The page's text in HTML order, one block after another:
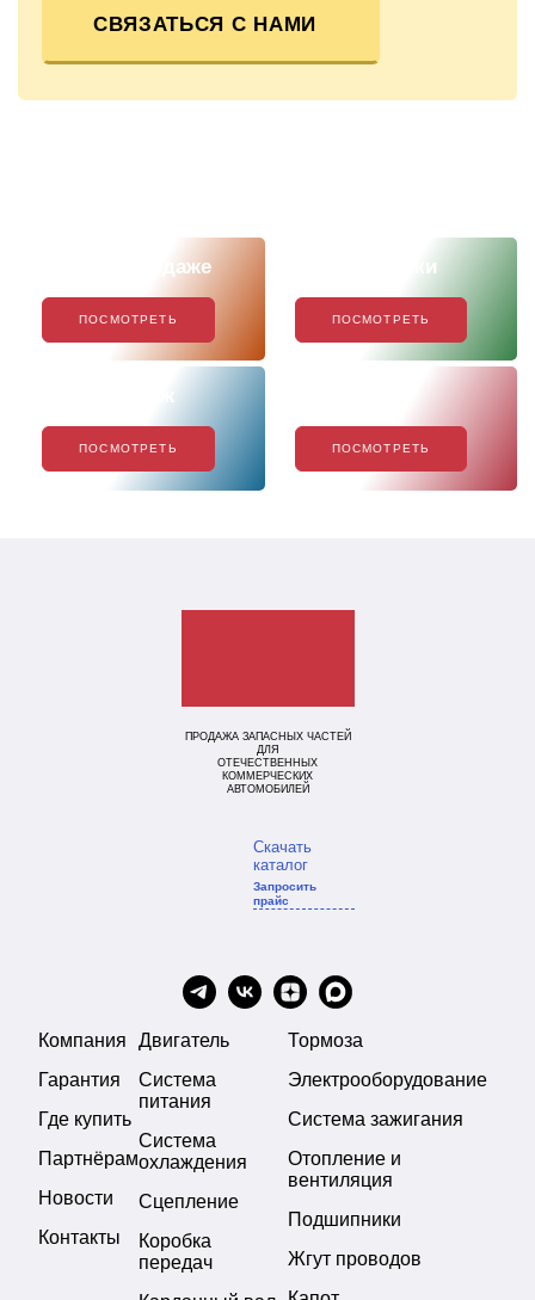
СВЯЗАТЬСЯ С НАМИ
Скоро в продаже
ПОСМОТРЕТЬ
Наши новинки
ПОСМОТРЕТЬ
ПОСМОТРЕТЬ ПОСМОТРЕТЬ
ПРОДАЖА ЗАПАСНЫХ ЧАСТЕЙ
ДЛЯ
ОТЕЧЕСТВЕННЫХ
КОММЕРЧЕСКИХ
АВТОМОБИЛЕЙ
Скачать
каталог
Запросить
прайс
Компания
Гарантия
Где купить
Партнёрам
Новости
Контакты
Двигатель
Система
питания
Система
охлаждения
Сцепление
Коробка
передач
Тормоза
Электрооборудование
Система зажигания
Отопление и
вентиляция
Подшипники
Жгут проводов